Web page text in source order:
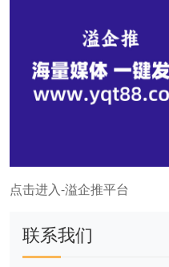
点击进入-溢企推平台
联系我们